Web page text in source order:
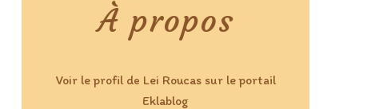
À propos
Voir le profil de Lei Roucassur le portail
Eklablog